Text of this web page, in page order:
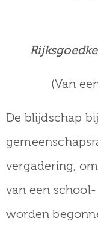
(Van
De blijdschap
vergadering,
van een
worden